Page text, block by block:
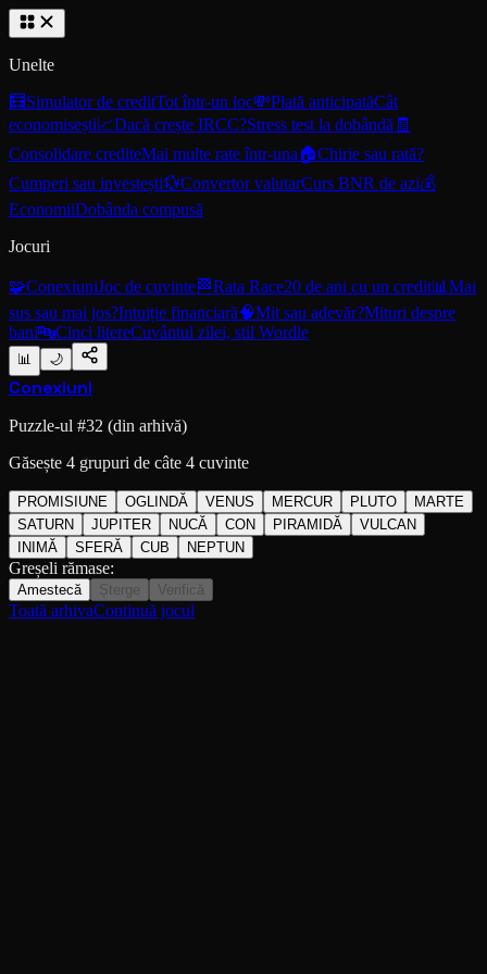
Unelte
🧮Simulator de creditTot într-un loc💸Plată anticipatăCât
economisești📈Dacă crește IRCC?Stress test la dobândă 🧾
Consolidare crediteMai multe rate într-una 🏠Chirie sau rată?
Cumperi sau investești💱Convertor valutarCurs BNR de azi💰
EconomiiDobânda compusă
Jocuri
🧩ConexiuniJoc de cuvinte🏁Rata Race20 de ani cu un credit 📊 Mai
sus sau mai jos?Intuiție financiară🧠Mit sau adevăr?Mituri despre
bani🔤Cinci litereCuvântul zilei, stil Wordle
📊 🌙
Conexiuni
Puzzle-ul #32 (din arhivă)
Găsește 4 grupuri de câte 4 cuvinte
PROMISIUNE OGLINDĂ VENUS MERCUR PLUTO
MARTE
SATURN
JUPITER NUCĂ CON PIRAMIDĂ
VULCAN
INIMĂ
SFERĂ CUB NEPTUN
Greșeli rămase:
Amestecă Șterge Verifică
Toată arhivaContinuă jocul